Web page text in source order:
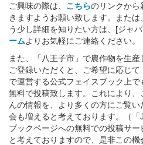
ご興味の際は、 こちらのリンクから
きますようお願い致します。また
う少し詳細を知りたい方は、[ジャ
ームよりお気軽にご連絡ください。
また、「八王子市」で農作物を生
ご登録いただくと、ご希望に応じ
で運営する公式フェイスブック上
無料で投稿致します。これにより
んの情報を、より多くの方にご覧
会も増えると考えております。（
ブックページへの無料での投稿サ
と考えておりますので、是非この